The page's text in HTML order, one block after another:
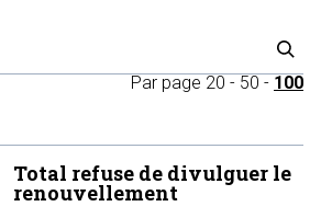
Par page 20 - 50 - 100
Total refuse de divulguer le
renouvellement